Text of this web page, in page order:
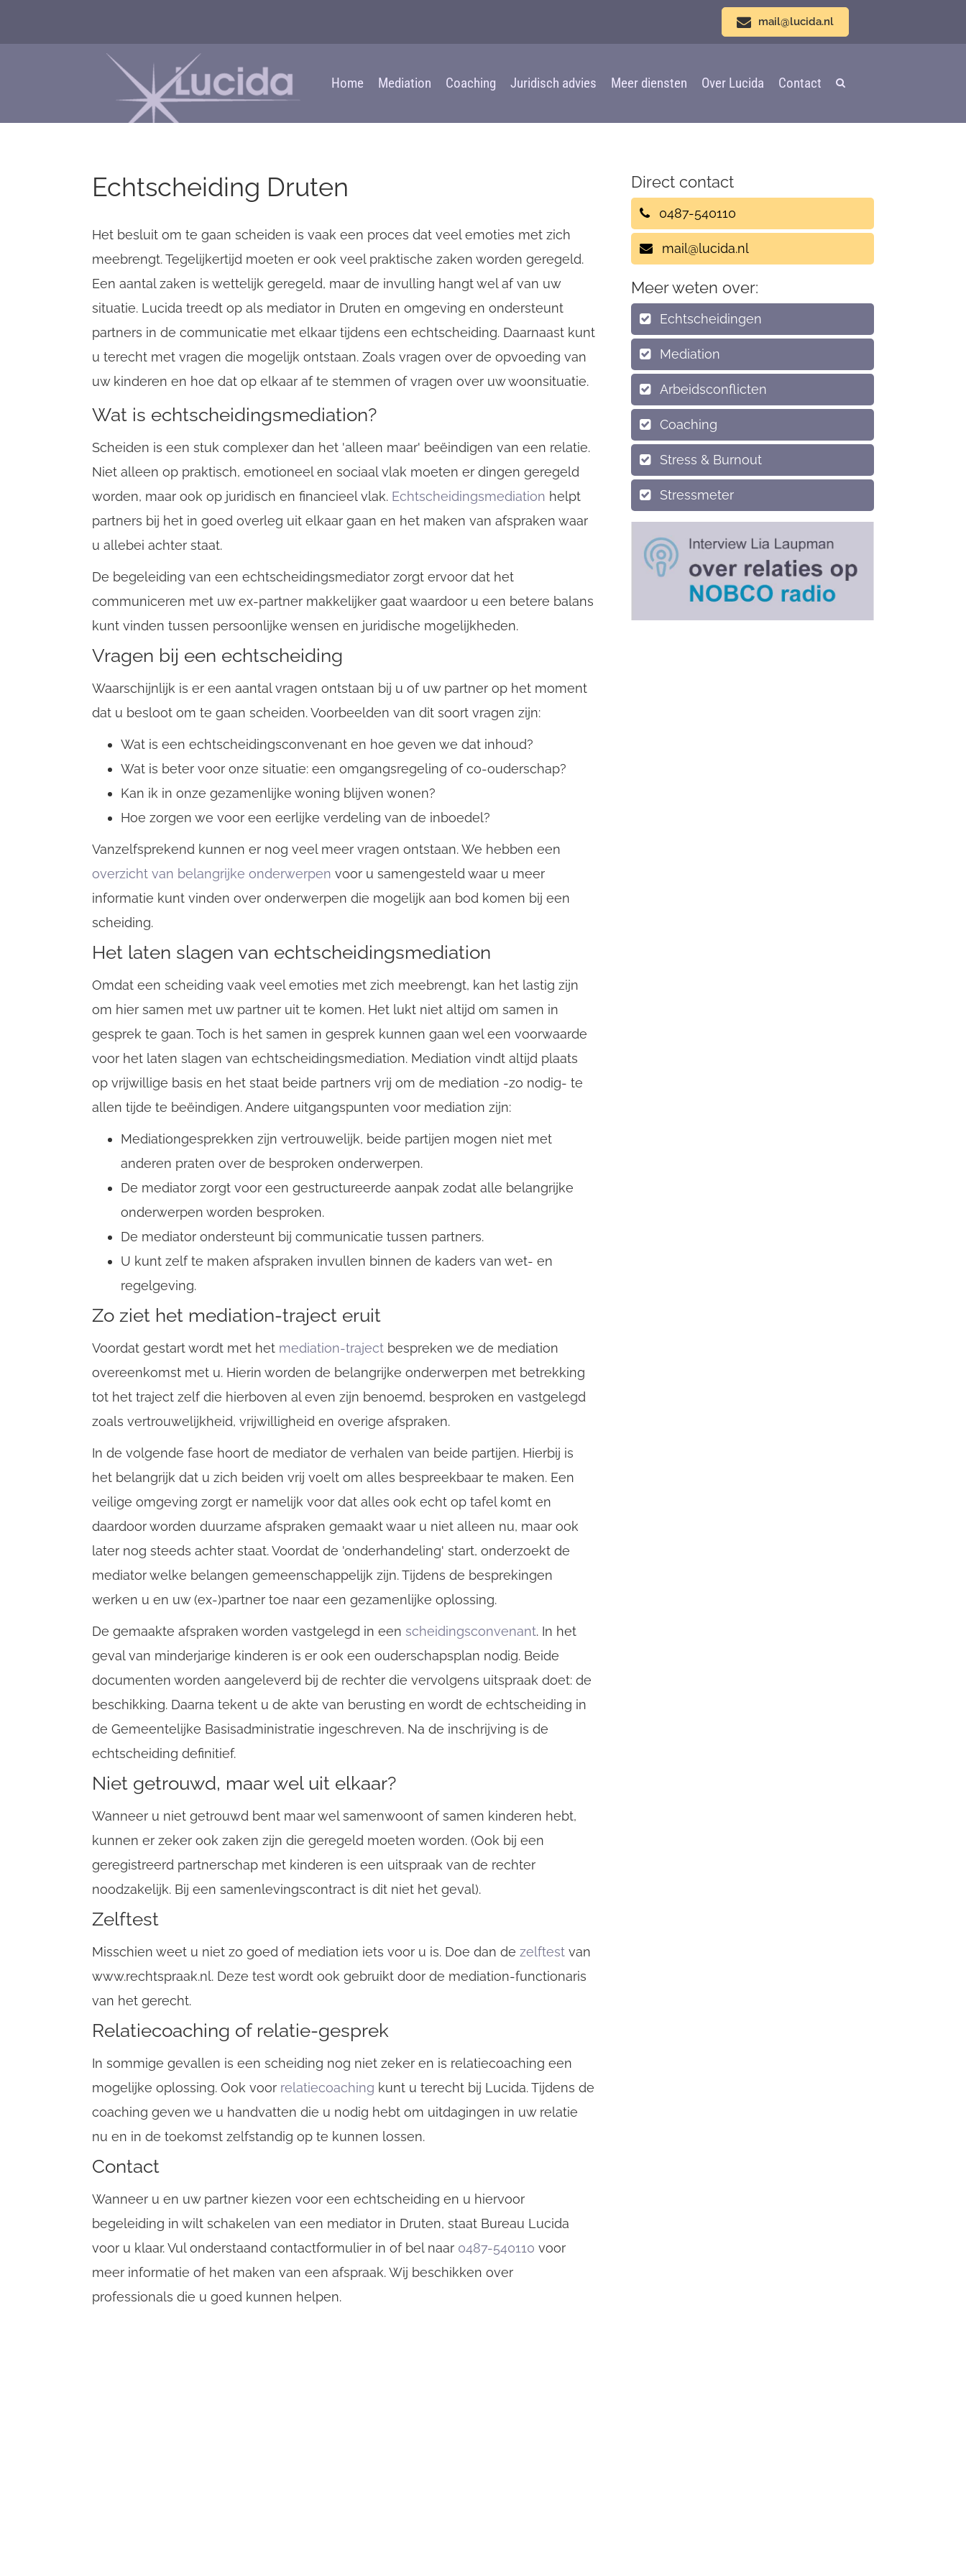
mail@lucida.nl
Home Mediation Coaching Juridisch advies Meer diensten Over Lucida Contact
Echtscheiding Druten
Het besluit om te gaan scheiden is vaak een proces dat veel emoties met zich
meebrengt. Tegelijkertijd moeten er ook veel praktische zaken worden geregeld.
Een aantal zaken is wettelijk geregeld, maar de invulling hangt wel af van uw
situatie. Lucida treedt op als mediator in Druten en omgeving en ondersteunt
partners in de communicatie met elkaar tijdens een echtscheiding. Daarnaast kunt
u terecht met vragen die mogelijk ontstaan. Zoals vragen over de opvoeding van
uw kinderen en hoe dat op elkaar af te stemmen of vragen over uw woonsituatie.
Wat is echtscheidingsmediation?
Scheiden is een stuk complexer dan het 'alleen maar' beëindigen van een relatie.
Niet alleen op praktisch, emotioneel en sociaal vlak moeten er dingen geregeld
worden, maar ook op juridisch en financieel vlak. Echtscheidingsmediation helpt
partners bij het in goed overleg uit elkaar gaan en het maken van afspraken waar
u allebei achter staat.
De begeleiding van een echtscheidingsmediator zorgt ervoor dat het
communiceren met uw ex-partner makkelijker gaat waardoor u een betere balans
kunt vinden tussen persoonlijke wensen en juridische mogelijkheden.
Vragen bij een echtscheiding
Waarschijnlijk is er een aantal vragen ontstaan bij u of uw partner op het moment
dat u besloot om te gaan scheiden. Voorbeelden van dit soort vragen zijn:
Wat is een echtscheidingsconvenant en hoe geven we dat inhoud?
Wat is beter voor onze situatie: een omgangsregeling of co-ouderschap?
Kan ik in onze gezamenlijke woning blijven wonen?
Hoe zorgen we voor een eerlijke verdeling van de inboedel?
Vanzelfsprekend kunnen er nog veel meer vragen ontstaan. We hebben een
overzicht van belangrijke onderwerpen voor u samengesteld waar u meer
informatie kunt vinden over onderwerpen die mogelijk aan bod komen bij een
scheiding.
Het laten slagen van echtscheidingsmediation
Omdat een scheiding vaak veel emoties met zich meebrengt, kan het lastig zijn
om hier samen met uw partner uit te komen. Het lukt niet altijd om samen in
gesprek te gaan. Toch is het samen in gesprek kunnen gaan wel een voorwaarde
voor het laten slagen van echtscheidingsmediation. Mediation vindt altijd plaats
op vrijwillige basis en het staat beide partners vrij om de mediation -zo nodig- te
allen tijde te beëindigen. Andere uitgangspunten voor mediation zijn:
Mediationgesprekken zijn vertrouwelijk, beide partijen mogen niet met
anderen praten over de besproken onderwerpen.
De mediator zorgt voor een gestructureerde aanpak zodat alle belangrijke
onderwerpen worden besproken.
De mediator ondersteunt bij communicatie tussen partners.
U kunt zelf te maken afspraken invullen binnen de kaders van wet- en
regelgeving.
Zo ziet het mediation-traject eruit
Voordat gestart wordt met het mediation-traject bespreken we de mediation
overeenkomst met u. Hierin worden de belangrijke onderwerpen met betrekking
tot het traject zelf die hierboven al even zijn benoemd, besproken en vastgelegd
zoals vertrouwelijkheid, vrijwilligheid en overige afspraken.
In de volgende fase hoort de mediator de verhalen van beide partijen. Hierbij is
het belangrijk dat u zich beiden vrij voelt om alles bespreekbaar te maken. Een
veilige omgeving zorgt er namelijk voor dat alles ook echt op tafel komt en
daardoor worden duurzame afspraken gemaakt waar u niet alleen nu, maar ook
later nog steeds achter staat. Voordat de 'onderhandeling' start, onderzoekt de
mediator welke belangen gemeenschappelijk zijn. Tijdens de besprekingen
werken u en uw (ex-)partner toe naar een gezamenlijke oplossing.
De gemaakte afspraken worden vastgelegd in een scheidingsconvenant. In het
geval van minderjarige kinderen is er ook een ouderschapsplan nodig. Beide
documenten worden aangeleverd bij de rechter die vervolgens uitspraak doet: de
beschikking. Daarna tekent u de akte van berusting en wordt de echtscheiding in
de Gemeentelijke Basisadministratie ingeschreven. Na de inschrijving is de
echtscheiding definitief.
Niet getrouwd, maar wel uit elkaar?
Wanneer u niet getrouwd bent maar wel samenwoont of samen kinderen hebt,
kunnen er zeker ook zaken zijn die geregeld moeten worden. (Ook bij een
geregistreerd partnerschap met kinderen is een uitspraak van de rechter
noodzakelijk. Bij een samenlevingscontract is dit niet het geval).
Zelftest
Misschien weet u niet zo goed of mediation iets voor u is. Doe dan de zelftest van
www.rechtspraak.nl. Deze test wordt ook gebruikt door de mediation-functionaris
van het gerecht.
Relatiecoaching of relatie-gesprek
In sommige gevallen is een scheiding nog niet zeker en is relatiecoaching een
mogelijke oplossing. Ook voor relatiecoaching kunt u terecht bij Lucida. Tijdens de
coaching geven we u handvatten die u nodig hebt om uitdagingen in uw relatie
nu en in de toekomst zelfstandig op te kunnen lossen.
Contact
Wanneer u en uw partner kiezen voor een echtscheiding en u hiervoor
begeleiding in wilt schakelen van een mediator in Druten, staat Bureau Lucida
voor u klaar. Vul onderstaand contactformulier in of bel naar 0487-540110 voor
meer informatie of het maken van een afspraak. Wij beschikken over
professionals die u goed kunnen helpen.
Direct contact
0487-540110
mail@lucida.nl
Meer weten over:
Echtscheidingen
Mediation
Arbeidsconflicten
Coaching
Stress & Burnout
Stressmeter
CompanyName
Username